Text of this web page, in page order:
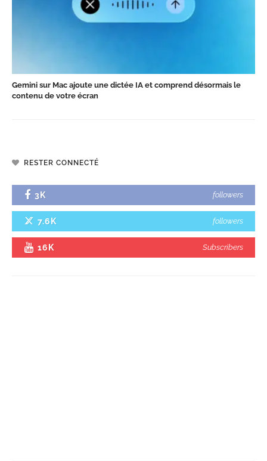
Gemini sur Mac ajoute une dictée IA et comprend désormais le
contenu de votre écran
RESTER CONNECTÉ
3K followers
7.6K followers
16K Subscribers